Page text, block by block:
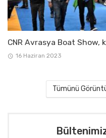
CNR Avrasya Boat Show,
16 Haziran 2023
Tümünü